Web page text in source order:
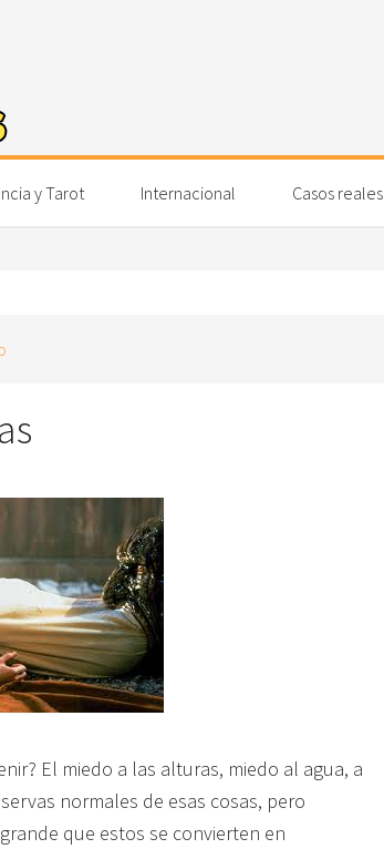
y Tarot Internacional Casos reales
El miedo a las alturas, miedo al agua, a
normales de esas cosas, pero
que estos se convierten en